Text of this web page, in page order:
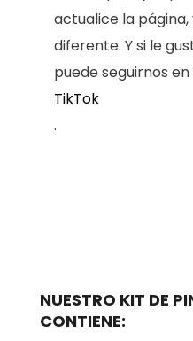
actualice la
diferente. Y si le
puede seguirnos
TikTok
.
NUESTRO KIT DE
CONTIENE: